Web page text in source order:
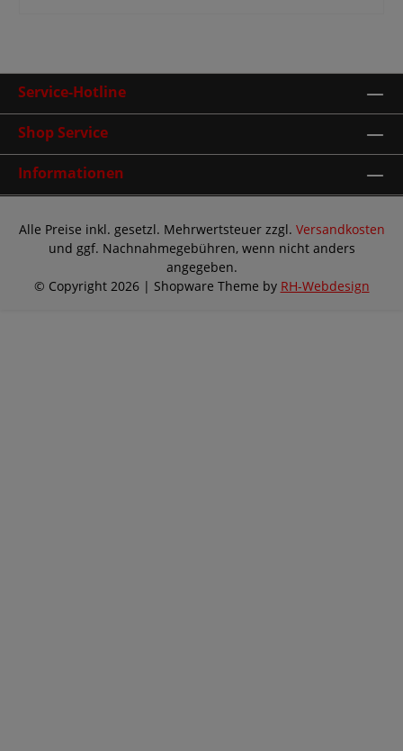
Service-Hotline
Shop Service
Informationen
Alle Preise inkl. gesetzl. Mehrwertsteuer zzgl. Versandkosten
und ggf. Nachnahmegebühren, wenn nicht anders
angegeben.
© Copyright 2026 | Shopware Theme by RH-Webdesign